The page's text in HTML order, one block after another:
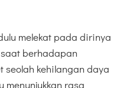
melekat pada dirinya
berhadapan
seolah kehilangan daya
menunjukkan rasa